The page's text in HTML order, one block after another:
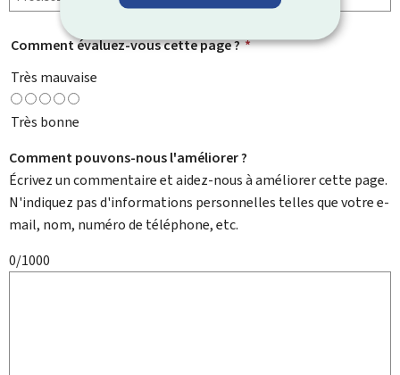
Comment évaluez-vous cette page ? *
Très mauvaise
Très bonne
Comment pouvons-nous l'améliorer ?
Écrivez un commentaire et aidez-nous à améliorer cette page.
N'indiquez pas d'informations personnelles telles que votre e-
mail, nom, numéro de téléphone, etc.
0/1000